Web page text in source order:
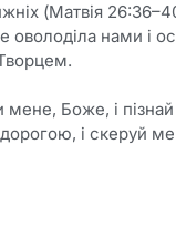
(Матвія
нами і
Боже, і
і скеруй